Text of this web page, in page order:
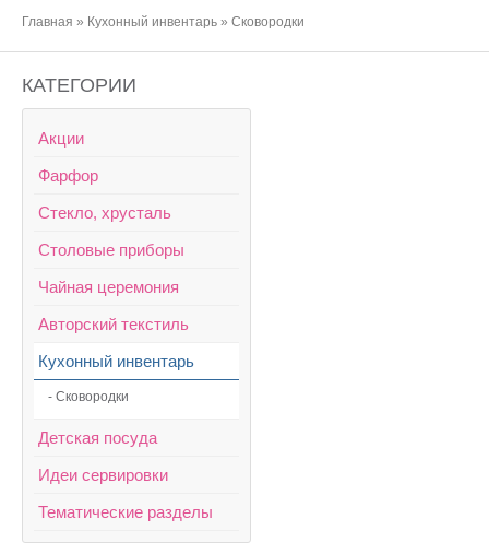
Главная » Кухонный инвентарь » Сковородки
КАТЕГОРИИ
Акции
Фарфор
Стекло, хрусталь
Столовые приборы
Чайная церемония
Авторский текстиль
Кухонный инвентарь
- Сковородки
Детская посуда
Идеи сервировки
Тематические разделы